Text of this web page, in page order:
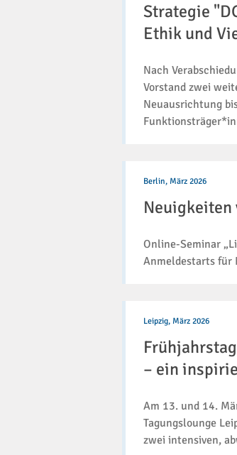
Vorstand
beschließt
Ethik
Vielfalt
Strategie
Ethik und
Nach
Vorstand zwei
Neuausrichtung
(3/2026)
Berlin, März 2026
Neuigkeiten
Online-Seminar
Anmeldestarts für
Thoraxpathologie
inspirierender
Leipzig, März 2026
– ein
Am 13. und 14.
Tagungslounge
zwei intensiven,